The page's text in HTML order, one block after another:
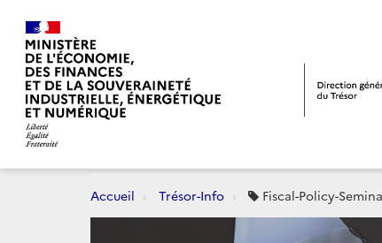
Accueil Trésor-Info Fiscal-Policy-